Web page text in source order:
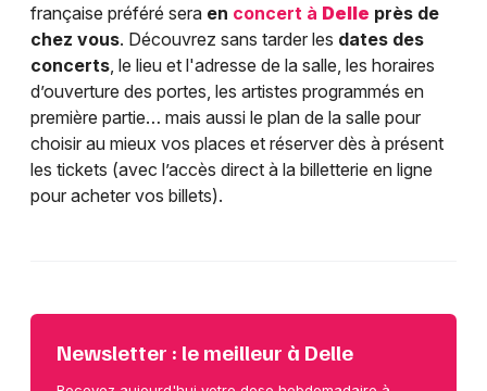
française préféré sera en concert à Delle près de
chez vous. Découvrez sans tarder les dates des
concerts, le lieu et l'adresse de la salle, les horaires
d’ouverture des portes, les artistes programmés en
première partie… mais aussi le plan de la salle pour
choisir au mieux vos places et réserver dès à présent
les tickets (avec l’accès direct à la billetterie en ligne
pour acheter vos billets).
Newsletter : le meilleur à Delle